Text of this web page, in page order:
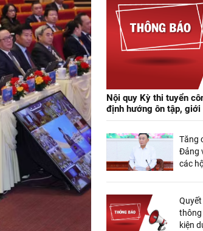
Nội quy Kỳ thi tuyển
định hướng ôn tập,
Tăng
Đảng
các
thông
kiện